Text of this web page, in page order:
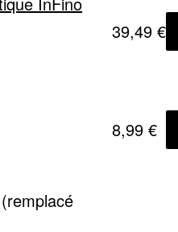
39,49 €
8,99 €